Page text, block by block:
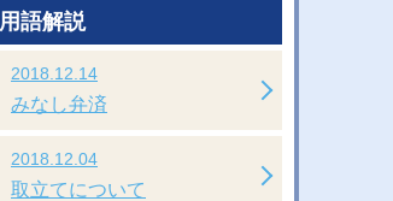
用語解説
2018.12.14
みなし弁済
2018.12.04
取立てについて